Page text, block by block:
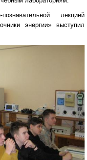
лекцией
энергии» выступил